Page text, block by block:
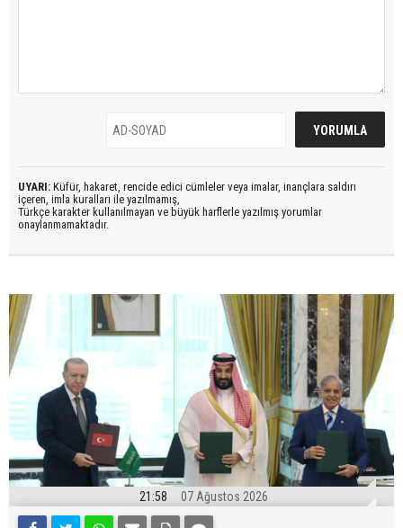
UYARI: Küfür, hakaret, rencide edici cümleler veya imalar, inançlara saldırı
içeren, imla kuralları ile yazılmamış,
Türkçe karakter kullanılmayan ve büyük harflerle yazılmış yorumlar
onaylanmamaktadır.
21:58 07 Ağustos 2026